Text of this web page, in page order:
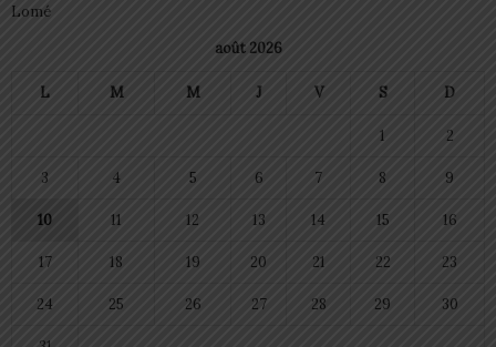
Lomé
août 2026
L M M J V S D
1 2
3 4 5 6 7 8 9
10 11 12 13 14 15 16
17 18 19 20 21 22 23
24 25 26 27 28 29 30